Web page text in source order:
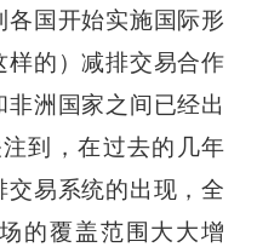
国开始实施国际形
的）减排交易合作
洲国家之间已经出
到，在过去的几年
易系统的出现，全
的覆盖范围大大增